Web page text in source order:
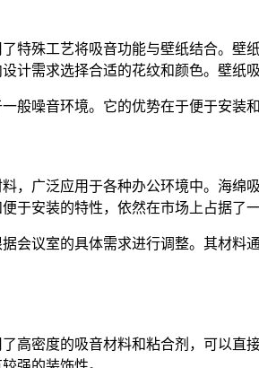
特殊工艺将吸音功能与壁纸结合。
计需求选择合适的花纹和颜色。壁纸
般噪音环境。它的优势在于便于安装
，广泛应用于各种办公环境中。海
于安装的特性，依然在市场上占据了一
会议室的具体需求进行调整。其材
高密度的吸音材料和粘合剂，可以